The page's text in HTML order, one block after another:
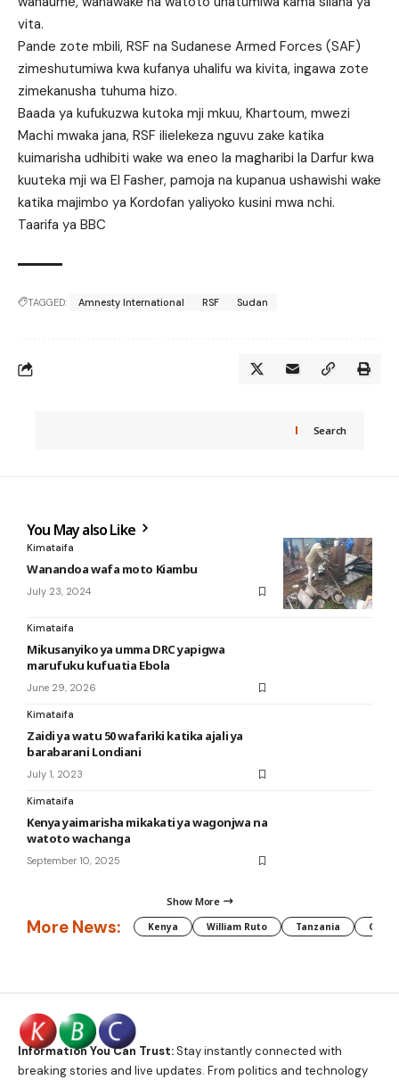
vita.
Pande zote mbili, RSF na Sudanese Armed Forces (SAF)
zimeshutumiwa kwa kufanya uhalifu wa kivita, ingawa zote
zimekanusha tuhuma hizo.
Baada ya kufukuzwa kutoka mji mkuu, Khartoum, mwezi
Machi mwaka jana, RSF ilielekeza nguvu zake katika
kuimarisha udhibiti wake wa eneo la magharibi la Darfur kwa
kuuteka mji wa El Fasher, pamoja na kupanua ushawishi wake
katika majimbo ya Kordofan yaliyoko kusini mwa nchi.
Taarifa ya BBC
TAGGED: Amnesty International RSF Sudan
Search
You May also Like
Kimataifa
Wanandoa wafa moto Kiambu
July 23, 2024
Kimataifa
Mikusanyiko ya umma DRC yapigwa
marufuku kufuatia Ebola
June 29, 2026
Kimataifa
Zaidi ya watu 50 wafariki katika ajali ya
barabarani Londiani
July 1, 2023
Kimataifa
Kenya yaimarisha mikakati ya wagonjwa na
watoto wachanga
September 10, 2025
Show More
More News: Kenya William Ruto Tanzania CAF
Information You Can Trust:Stay instantly connected with
breaking stories and live updates. From politics and technology